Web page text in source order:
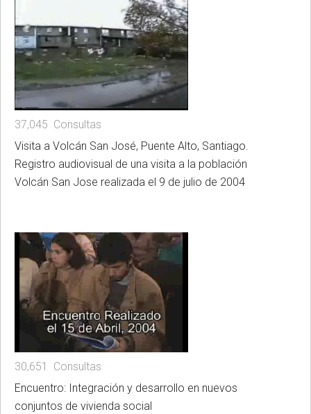
37,045 Consultas
Visita a Volcán San José, Puente Alto, Santiago.
Registro audiovisual de una visita a la población
Volcán San Jose realizada el 9 de julio de 2004
30,651 Consultas
Encuentro: Integración y desarrollo en nuevos
conjuntos de vivienda social